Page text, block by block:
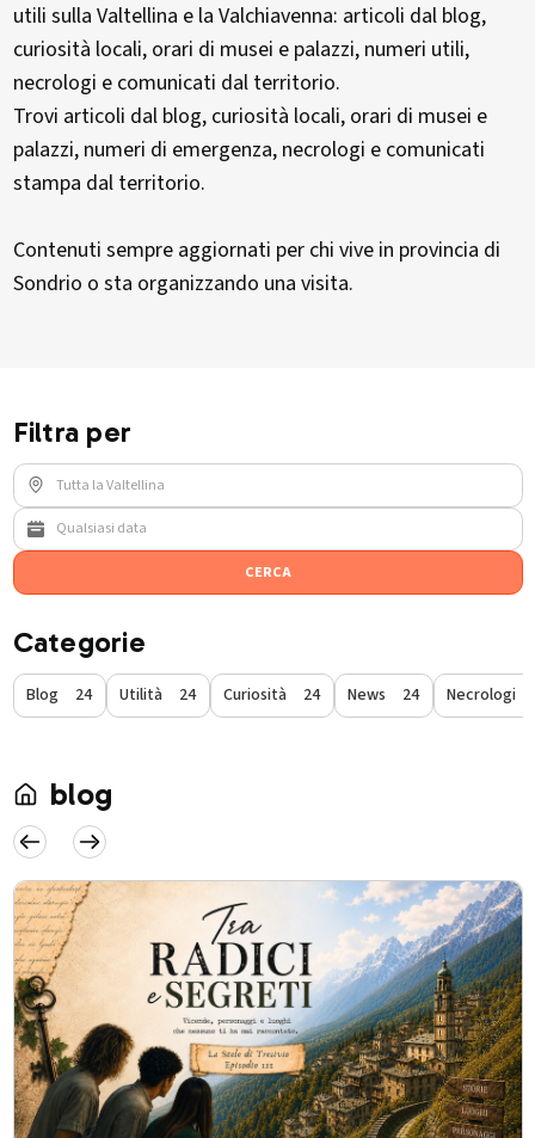
utili sulla Valtellina e la Valchiavenna: articoli dal blog,
curiosità locali, orari di musei e palazzi, numeri utili,
necrologi e comunicati dal territorio.
Trovi articoli dal blog, curiosità locali, orari di musei e
palazzi, numeri di emergenza, necrologi e comunicati
stampa dal territorio.
Contenuti sempre aggiornati per chi vive in provincia di
Sondrio o sta organizzando una visita.
Filtra per
CERCA
Categorie
Blog 24 Utilità 24 Curiosità 24 News 24 Necrologi
blog